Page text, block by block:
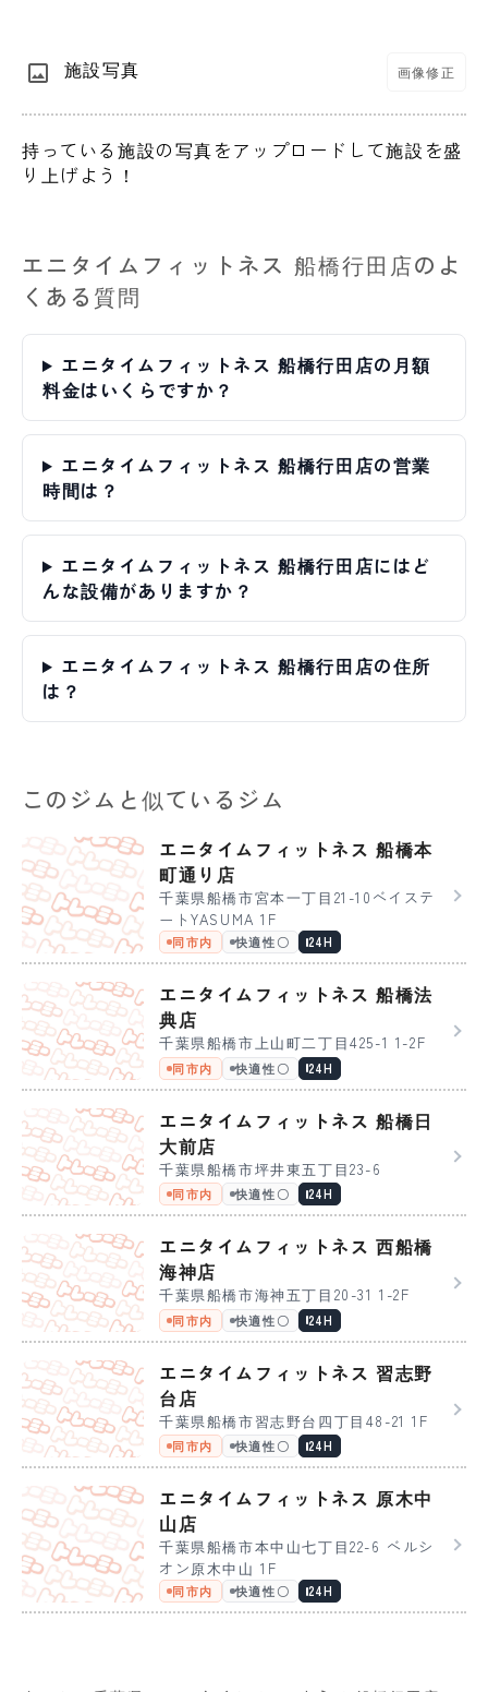
施設写真 画像修正
持っている施設の写真をアップロードして施設を盛
り上げよう！
エニタイムフィットネス 船橋行田店のよ
くある質問
エニタイムフィットネス 船橋行田店の月額
料金はいくらですか？
エニタイムフィットネス 船橋行田店の営業
時間は？
エニタイムフィットネス 船橋行田店にはど
んな設備がありますか？
エニタイムフィットネス 船橋行田店の住所
は？
このジムと似ているジム
エニタイムフィットネス 船橋本
町通り店
千葉県船橋市宮本一丁目21-10ベイステ
ートYASUMA 1F
同市内 快適性〇 24H
エニタイムフィットネス 船橋法
典店
千葉県船橋市上山町二丁目425-1 1-2F
同市内 快適性〇 24H
エニタイムフィットネス 船橋日
大前店
千葉県船橋市坪井東五丁目23-6
同市内 快適性〇 24H
エニタイムフィットネス 西船橋
海神店
千葉県船橋市海神五丁目20-31 1-2F
同市内 快適性〇 24H
エニタイムフィットネス 習志野
台店
千葉県船橋市習志野台四丁目48-21 1F
同市内 快適性〇 24H
エニタイムフィットネス 原木中
山店
千葉県船橋市本中山七丁目22-6 ベルシ
オン原木中山 1F
同市内 快適性〇 24H